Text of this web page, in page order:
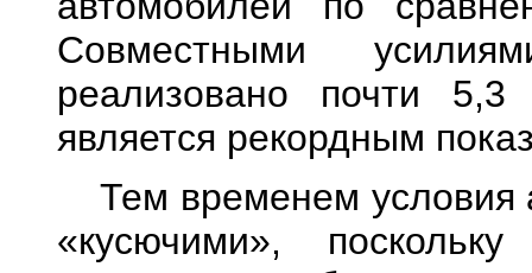
Совместными
реализовано почти
является рекордным
Тем временем условия
«кусючими»,